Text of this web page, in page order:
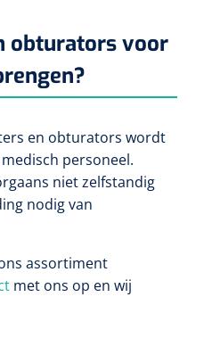
obturators voor
en obturators wordt
personeel.
niet zelfstandig
nodig van
assortiment
met ons op en wij